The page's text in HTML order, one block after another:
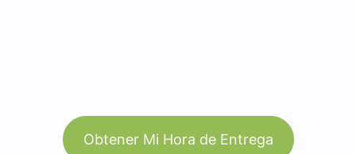
Obtener Mi Hora de Entrega